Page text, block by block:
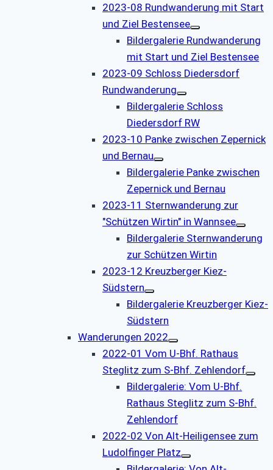
2023-08 Rundwanderung mit Start
und Ziel Bestensee
Bildergalerie Rundwanderung
mit Start und Ziel Bestensee
2023-09 Schloss Diedersdorf
Rundwanderung
Bildergalerie Schloss
Diedersdorf RW
2023-10 Panke zwischen Zepernick
und Bernau
Bildergalerie Panke zwischen
Zepernick und Bernau
2023-11 Sternwanderung zur
"Schützen Wirtin" in Wannsee
Bildergalerie Sternwanderung
zur Schützen Wirtin
2023-12 Kreuzberger Kiez-
Südstern
Bildergalerie Kreuzberger Kiez-
Südstern
Wanderungen 2022
2022-01 Vom U-Bhf. Rathaus
Steglitz zum S-Bhf. Zehlendorf
Bildergalerie: Vom U-Bhf.
Rathaus Steglitz zum S-Bhf.
Zehlendorf
2022-02 Von Alt-Heiligensee zum
Ludolfinger Platz